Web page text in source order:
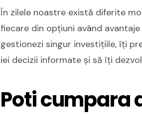
În zilele noastre există diferite
fiecare din opțiuni având
gestionezi singur investițiile, îți
iei decizii informate și să îți
Poti cumpara